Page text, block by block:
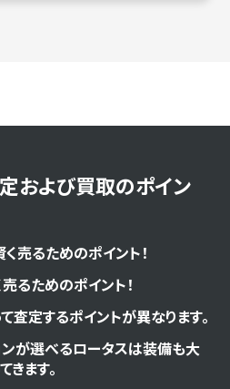
および買取のポイン
売るためのポイント！
るためのポイント！
査定するポイントが異なります。
が選べるロータスは装備も大
ます。